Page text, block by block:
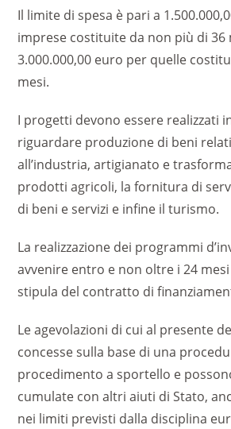
Il limite di spesa è pari a
imprese costituite da non più di 36
3.000.000,00 euro per quelle
mesi.
I progetti devono essere realizzati
riguardare produzione di beni
all’industria, artigianato e
prodotti agricoli, la fornitura di
di beni e servizi e infine il turismo.
La realizzazione dei programmi
avvenire entro e non oltre i 24
stipula del contratto di
Le agevolazioni di cui al presente
concesse sulla base di una
procedimento a sportello e
cumulate con altri aiuti di Stato,
nei limiti previsti dalla disciplina